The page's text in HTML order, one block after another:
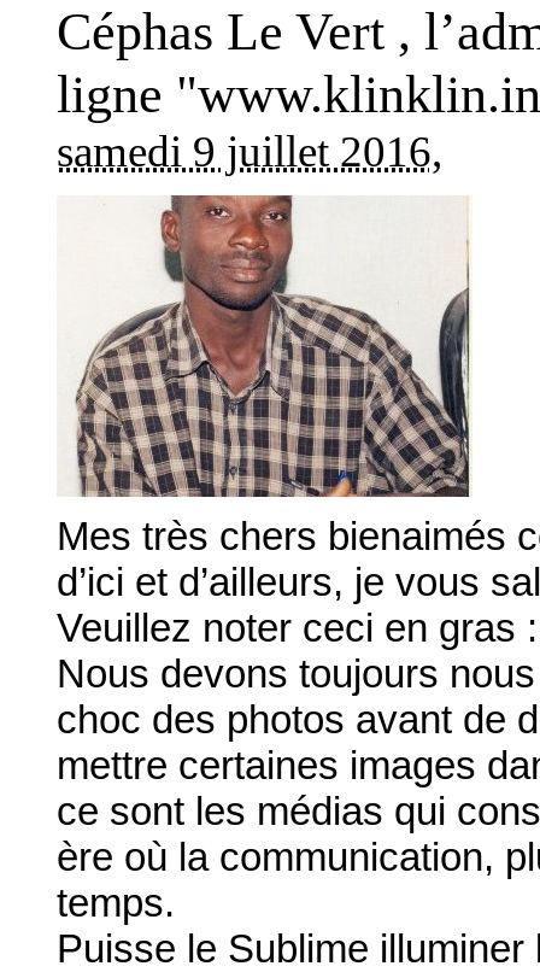
Céphas Le Vert ,
ligne
samedi 9 juillet 2016,
Mes très chers bienaimés
d’ici et d’ailleurs, je vous
Veuillez noter ceci en gras :
Nous devons toujours
choc des photos avant de
mettre certaines images
ce sont les médias qui
ère où la communication,
temps.
Puisse le Sublime